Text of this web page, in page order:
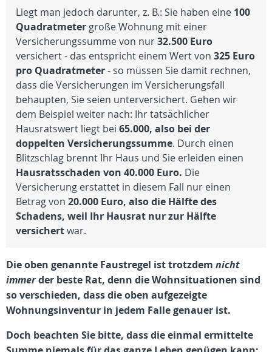
Liegt man jedoch darunter, z. B.: Sie haben eine 100
Quadratmetergroße Wohnung mit einer
Versicherungssumme von nur32.500 Euro
versichert - das entspricht einem Wert von 325 Euro
pro Quadratmeter- so müssen Sie damit rechnen,
dass die Versicherungen im Versicherungsfall
behaupten, Sie seien unterversichert. Gehen wir
dem Beispiel weiter nach: Ihr tatsächlicher
Hausratswert liegt bei 65.000, also bei der
doppelten Versicherungssumme. Durch einen
Blitzschlag brennt Ihr Haus und Sie erleiden einen
Hausratsschaden von 40.000 Euro. Die
Versicherung erstattet in diesem Fall nur einen
Betrag von 20.000 Euro, also die Hälfte des
Schadens, weil Ihr Hausrat nur zur Hälfte
versichertwar.
Die oben genannte Faustregel ist trotzdem nicht
immerder beste Rat, denn die Wohnsituationen sind
so verschieden, dass die oben aufgezeigte
Wohnungsinventur in jedem Falle genauer ist.
Doch beachten Sie bitte, dass die einmal ermittelte